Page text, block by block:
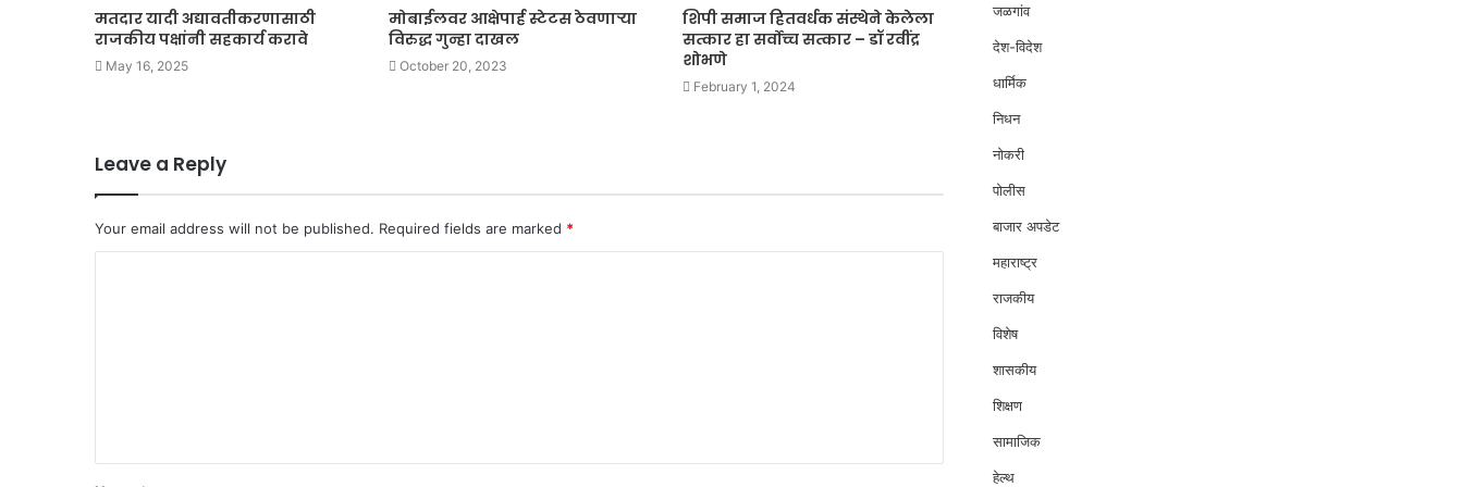
मतदार यादी अद्यावतीकरणासाठी
राजकीय पक्षांनी सहकार्य करावे
May 16, 2025
मोबाईलवर आक्षेपार्ह स्टेटस ठेवणाऱ्या
विरुद्ध गुन्हा दाखल
October 20, 2023
शिपी समाज हितवर्धक संस्थेने केलेला
सत्कार हा सर्वोच्च सत्कार – डॉ रवींद्र
शोभणे
February 1, 2024
Leave a Reply
Your email address will not be published. Required fields are marked *
t
जळगांव
देश-विदेश
धार्मिक
निधन
नोकरी
पोलीस
बाजार अपडेट
महाराष्ट्र
राजकीय
विशेष
शासकीय
शिक्षण
सामाजिक
हेल्थ